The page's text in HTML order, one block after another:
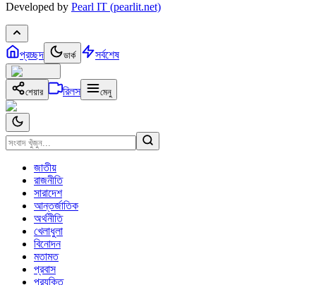
Developed by Pearl IT (pearlit.net)
প্রচ্ছদ ডার্ক সর্বশেষ
শেয়ার রিলস মেনু
জাতীয়
রাজনীতি
সারাদেশ
আন্তর্জাতিক
অর্থনীতি
খেলাধুলা
বিনোদন
মতামত
প্রবাস
প্রযুক্তি